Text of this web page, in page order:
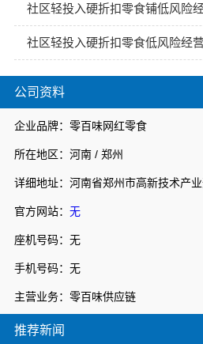
公司资料
企业品牌：零百味网红零食
所在地区：河南 / 郑州
官方网站： 无
座机号码：无
手机号码：无
主营业务：零百味供应链
推荐新闻